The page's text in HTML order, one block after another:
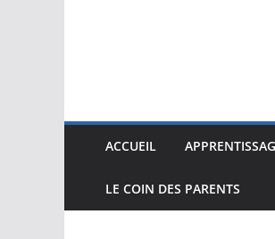
ACCUEIL
LE COIN DES PARENTS